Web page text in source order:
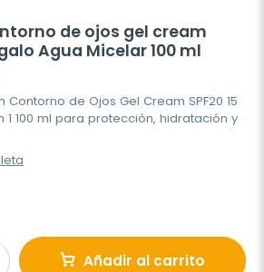
de ojos gel cream
Agua Micelar 100 ml
Contorno de Ojos Gel Cream SPF20 15
1 100 ml para protección, hidratación y
Añadir al carrito